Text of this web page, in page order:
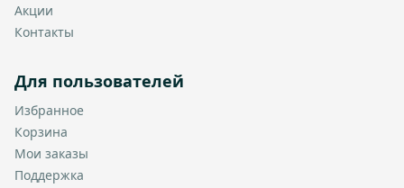
Акции
Контакты
Для пользователей
Избранное
Корзина
Мои заказы
Поддержка